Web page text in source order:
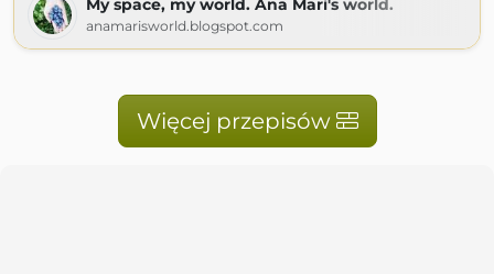
My space, my world. Ana Mari's world.
anamarisworld.blogspot.com
Więcej przepisów